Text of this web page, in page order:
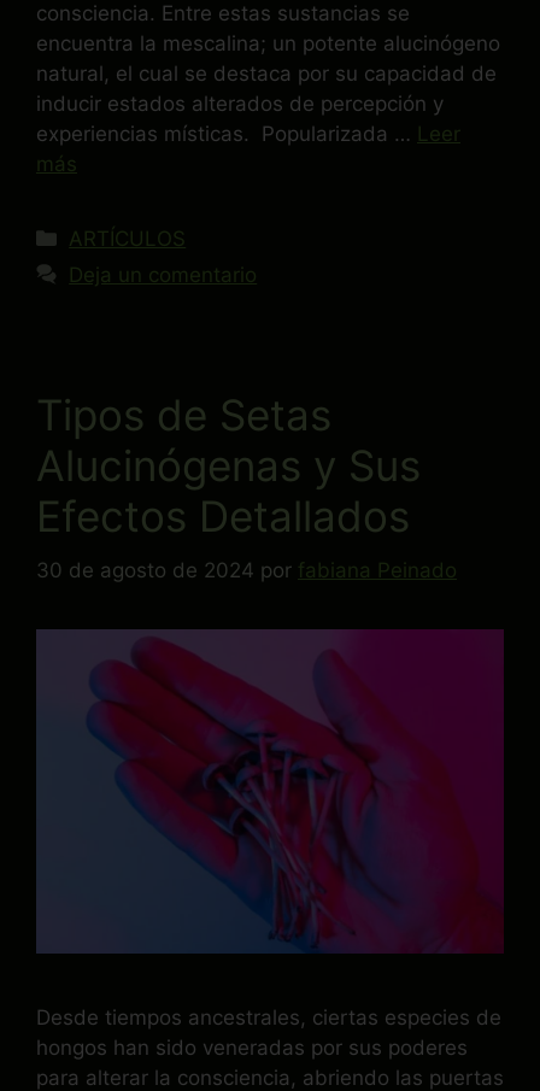
consciencia. Entre estas sustancias se
encuentra la mescalina; un potente alucinógeno
natural, el cual se destaca por su capacidad de
inducir estados alterados de percepción y
experiencias místicas. Popularizada … Leer
más
ARTÍCULOS
Deja un comentario
Tipos de Setas
Alucinógenas y Sus
Efectos Detallados
30 de agosto de 2024 por fabiana Peinado
Desde tiempos ancestrales, ciertas especies de
hongos han sido veneradas por sus poderes
para alterar la consciencia, abriendo las puertas